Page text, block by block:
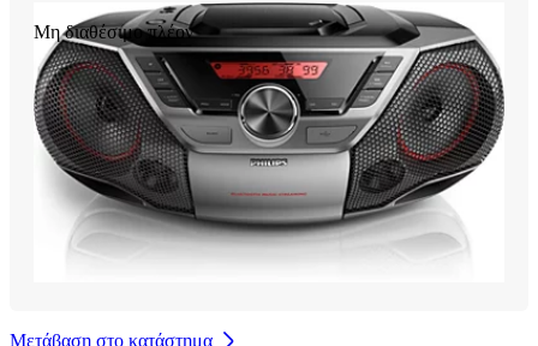
Μη διαθέσιμο πλέον
Μετάβαση στο κατάστημα